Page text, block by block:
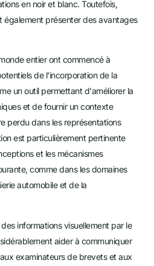
en noir et blanc. Toutefois,
également présenter des avantages
entier ont commencé à
de l'incorporation de la
un outil permettant d'améliorer la
et de fournir un contexte
perdu dans les représentations
est particulièrement pertinente
et les mécanismes
comme dans les domaines
automobile et de la
informations visuellement par le
aider à communiquer
examinateurs de brevets et aux